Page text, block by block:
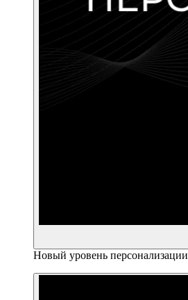
Новый уровень персонализации